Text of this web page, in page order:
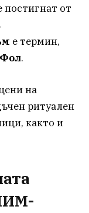
постигнат от
е термин,
.
на
ритуален
както и